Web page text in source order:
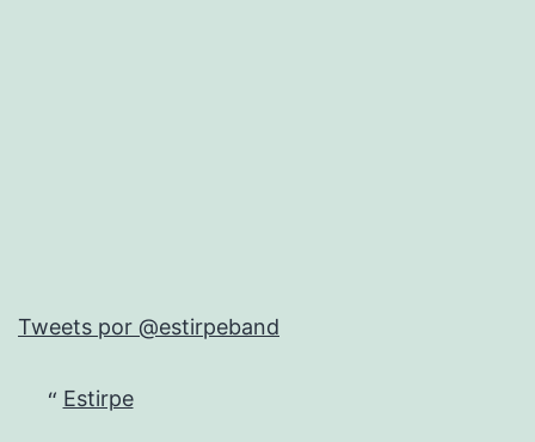
Tweets por @estirpeband
Estirpe